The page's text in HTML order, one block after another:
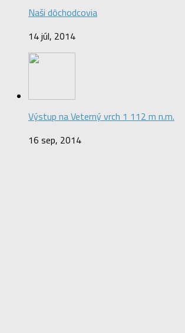
Naši dôchodcovia
14 júl, 2014
Výstup na Veterný vrch 1 112 m n.m.
16 sep, 2014